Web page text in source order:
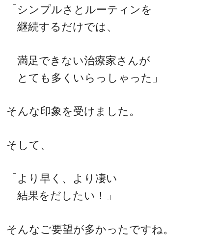
「シンプルさとルーティンを
継続するだけでは、
満足できない治療家さんが
とても多くいらっしゃった」
そんな印象を受けました。
そして、
「より早く、より凄い
結果をだしたい！」
そんなご要望が多かったですね。